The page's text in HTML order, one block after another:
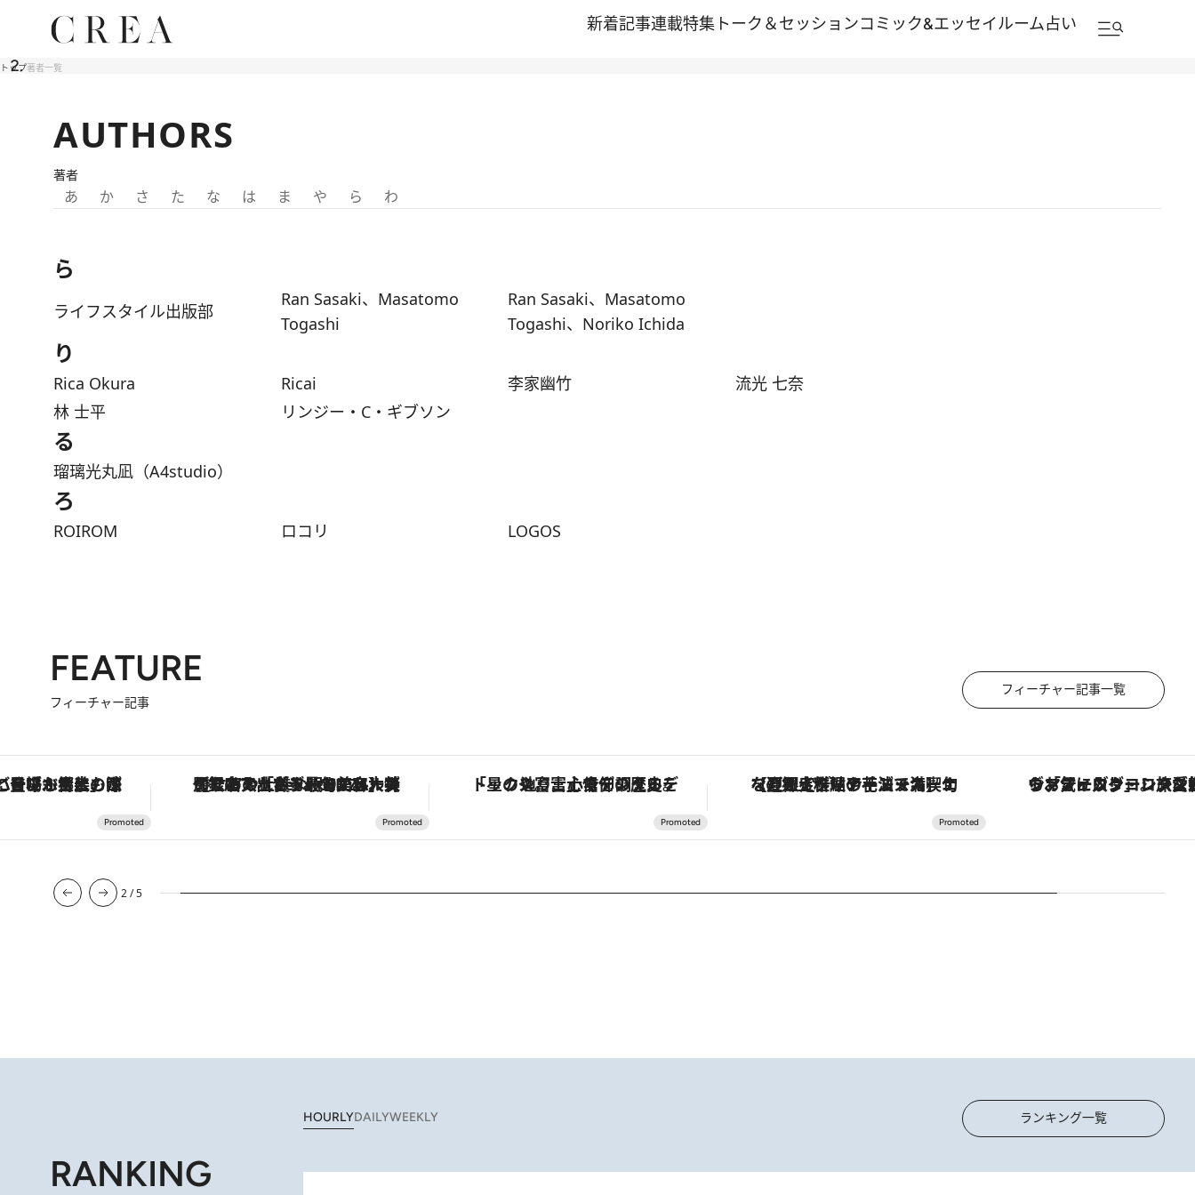
新着記事連載特集 トーク＆セッションコミック&エッセイルーム占い
トップ著者一覧
AUTHORS
著者
あ か さ た な は ま や ら わ
ら
ライフスタイル出版部
Ran Sasaki、Masatomo
Togashi
Ran Sasaki、Masatomo
Togashi、Noriko Ichida
り
Rica Okura Ricai 李家幽竹
流光 七奈
林 士平
リンジー・C・ギブソン
る
瑠璃光丸凪（A4studio）
ろ
ROIROM ロコリ LOGOS
FEATURE
フィーチャー記事
フィーチャー記事一覧
「土佐和ハーブかき氷」がOMO7高知に登場！生姜、山椒、大葉など目にも舌にも涼を呼ぶ郷土の味 【銀座で出合う最旬美容】美髪ケアや上質な眠り…セルフケアのアップデートから、特別な名入れギフトまで。大人のための「ReFa GINZA」クルーズ 「星のや富士」でデジタルデトックス。冨士信仰の歴史を辿り、心身を調える。 【夏限定ディナーコース】旬を迎える稚鮎や花ズッキーニなどをイタリア・トスカーナの郷土料理の手法で満喫！
2/5
RANKING
ランキング一覧
HOURLYDAILYWEEKLY